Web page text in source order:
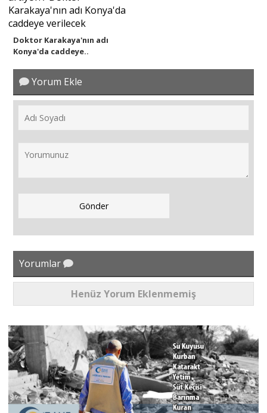
Doktor Karakaya'nın adı
Konya'da caddeye..
Yorum Ekle
Yorumlar
Henüz Yorum Eklenmemiş